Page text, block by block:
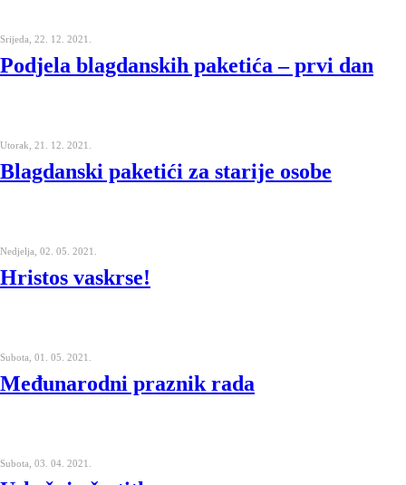
Srijeda, 22. 12. 2021.
Podjela blagdanskih paketića – prvi dan
Utorak, 21. 12. 2021.
Blagdanski paketići za starije osobe
Nedjelja, 02. 05. 2021.
Hristos vaskrse!
Subota, 01. 05. 2021.
Međunarodni praznik rada
Subota, 03. 04. 2021.